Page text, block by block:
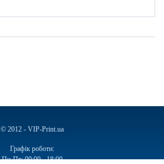
© 2012 - VIP-Print.ua
Графік роботи:
Пн-Пт: 09:00 - 18:00